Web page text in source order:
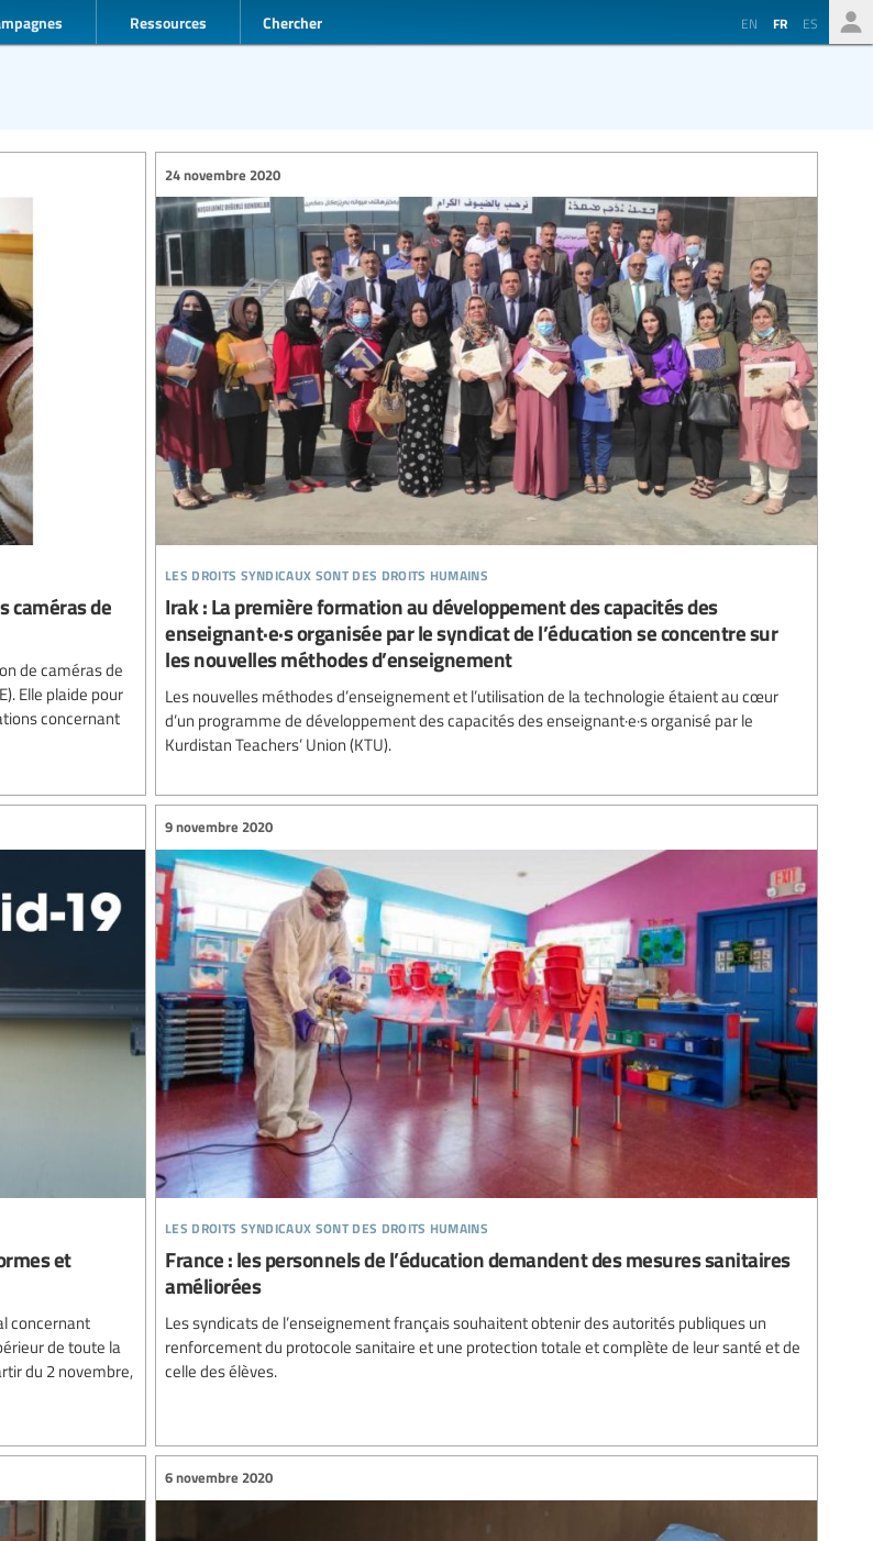
Ressources Chercher EN FR ES
caméras de
de caméras de
Elle plaide pour
concernant
les droits syndicaux sont des droits humains
24 novembre 2020
Irak : La première formation au développement des capacités des
enseignant·e·s organisée par le syndicat de l’éducation se concentre sur
les nouvelles méthodes d’enseignement
Les nouvelles méthodes d’enseignement et l’utilisation de la technologie étaient au cœur
d’un programme de développement des capacités des enseignant·e·s organisé par le
Kurdistan Teachers’ Union (KTU).
et
concernant
de toute la
du 2 novembre,
les droits syndicaux sont des droits humains
9 novembre 2020
France : les personnels de l’éducation demandent des mesures sanitaires
améliorées
Les syndicats de l’enseignement français souhaitent obtenir des autorités publiques un
renforcement du protocole sanitaire et une protection totale et complète de leur santé et de
celle des élèves.
6 novembre 2020